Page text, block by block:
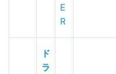
E
R
ド
ラ